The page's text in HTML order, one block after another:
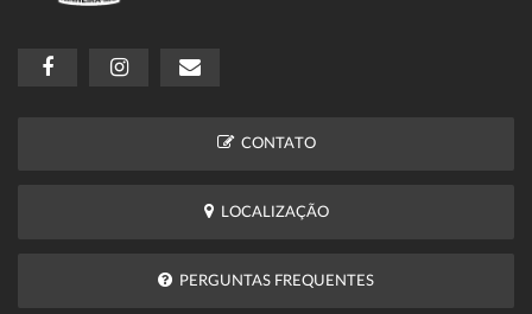
CONTATO
LOCALIZAÇÃO
PERGUNTAS FREQUENTES